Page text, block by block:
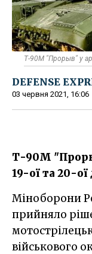
Т-90М "Прорыв" у
DEFENSE
03 червня 2021, 16:06
Т-90М
19-ої та 20-
Міноборони Російської Федерації
прийняло
військового